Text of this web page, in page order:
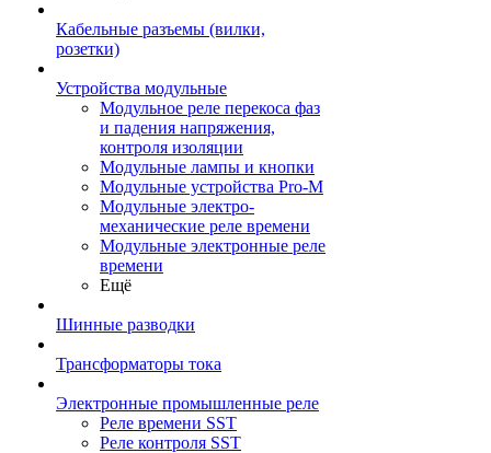
Кабельные разъемы (вилки,
розетки)
Устройства модульные
Модульное реле перекоса фаз
и падения напряжения,
контроля изоляции
Модульные лампы и кнопки
Модульные устройства Pro-M
Модульные электро-
механические реле времени
Модульные электронные реле
времени
Ещё
Шинные разводки
Трансформаторы тока
Электронные промышленные реле
Реле времени SST
Реле контроля SST